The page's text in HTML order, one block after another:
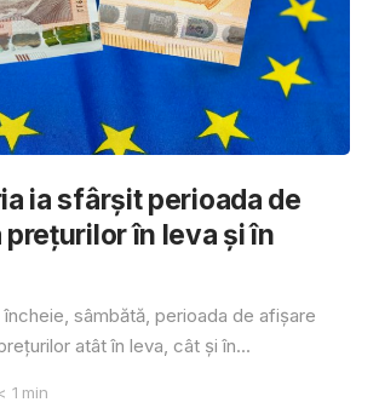
ia sfârşit perioada de
prețurilor în ​​leva și în
încheie, sâmbătă, perioada de afișare
atât în ​​leva, cât și în...
1 min